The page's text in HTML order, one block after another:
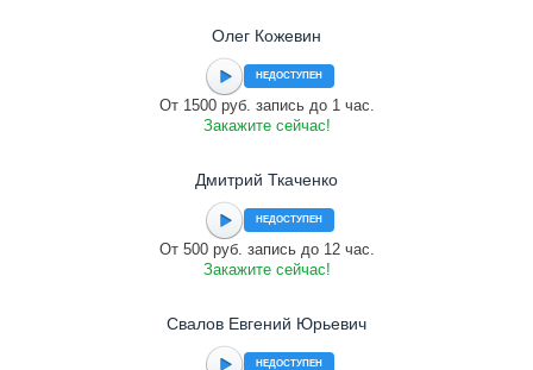
Олег Кожевин
НЕДОСТУПЕН
От 1500 руб. запись до 1 час.
Закажите сейчас!
Дмитрий Ткаченко
НЕДОСТУПЕН
От 500 руб. запись до 12 час.
Закажите сейчас!
Свалов Евгений Юрьевич
НЕДОСТУПЕН